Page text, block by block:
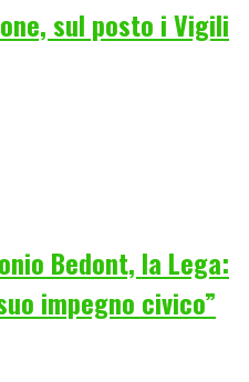
sul posto i Vigili
Bedont, la Lega:
impegno civico”